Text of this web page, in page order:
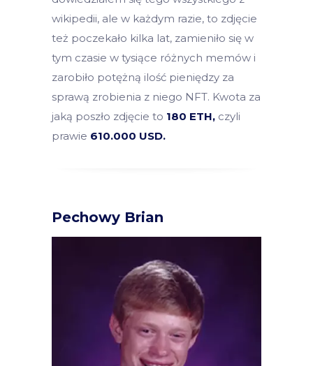
wikipedii, ale w każdym razie, to zdjęcie
też poczekało kilka lat, zamieniło się w
tym czasie w tysiące różnych memów i
zarobiło potężną ilość pieniędzy za
sprawą zrobienia z niego NFT. Kwota za
jaką poszło zdjęcie to 180 ETH, czyli
prawie 610.000 USD.
Pechowy Brian